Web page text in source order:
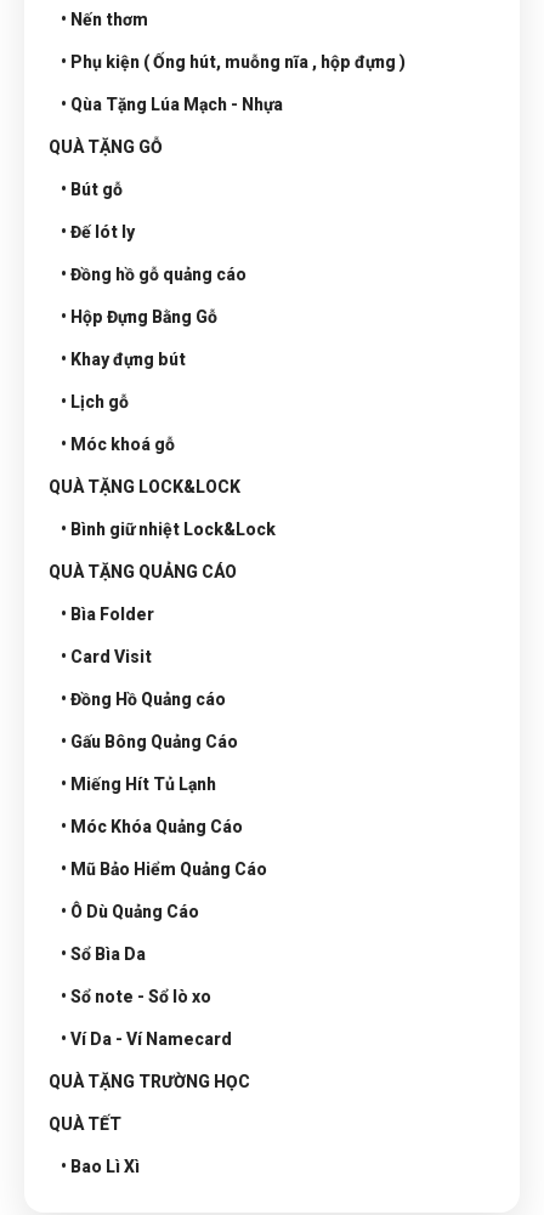
• Nến thơm
• Phụ kiện ( Ống hút, muỗng nĩa , hộp đựng )
• Qùa Tặng Lúa Mạch - Nhựa
QUÀ TẶNG GỖ
• Bút gỗ
• Đế lót ly
• Đồng hồ gỗ quảng cáo
• Hộp Đựng Bằng Gỗ
• Khay đựng bút
• Lịch gỗ
• Móc khoá gỗ
QUÀ TẶNG LOCK&LOCK
• Bình giữ nhiệt Lock&Lock
QUÀ TẶNG QUẢNG CÁO
• Bìa Folder
• Card Visit
• Đồng Hồ Quảng cáo
• Gấu Bông Quảng Cáo
• Miếng Hít Tủ Lạnh
• Móc Khóa Quảng Cáo
• Mũ Bảo Hiểm Quảng Cáo
• Ô Dù Quảng Cáo
• Sổ Bìa Da
• Sổ note - Sổ lò xo
• Ví Da - Ví Namecard
QUÀ TẶNG TRƯỜNG HỌC
QUÀ TẾT
• Bao Lì Xì